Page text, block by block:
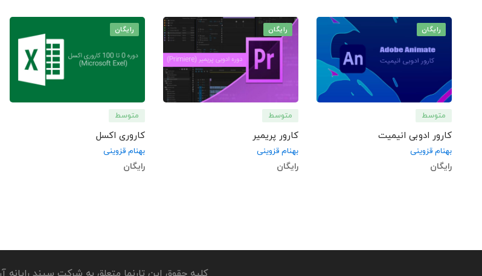
رایگان
متوسط
کارور ادوبی انیمیت
بهنام قزوینی
رایگان
رایگان
متوسط
کارور پریمیر
بهنام قزوینی
رایگان
رایگان
متوسط
کاروری اکسل
بهنام قزوینی
رایگان